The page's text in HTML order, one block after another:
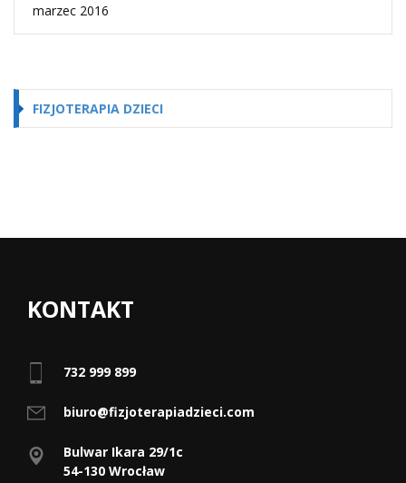
marzec 2016
FIZJOTERAPIA DZIECI
KONTAKT
732 999 899
biuro@fizjoterapiadzieci.com
Bulwar Ikara 29/1c
54-130 Wrocław